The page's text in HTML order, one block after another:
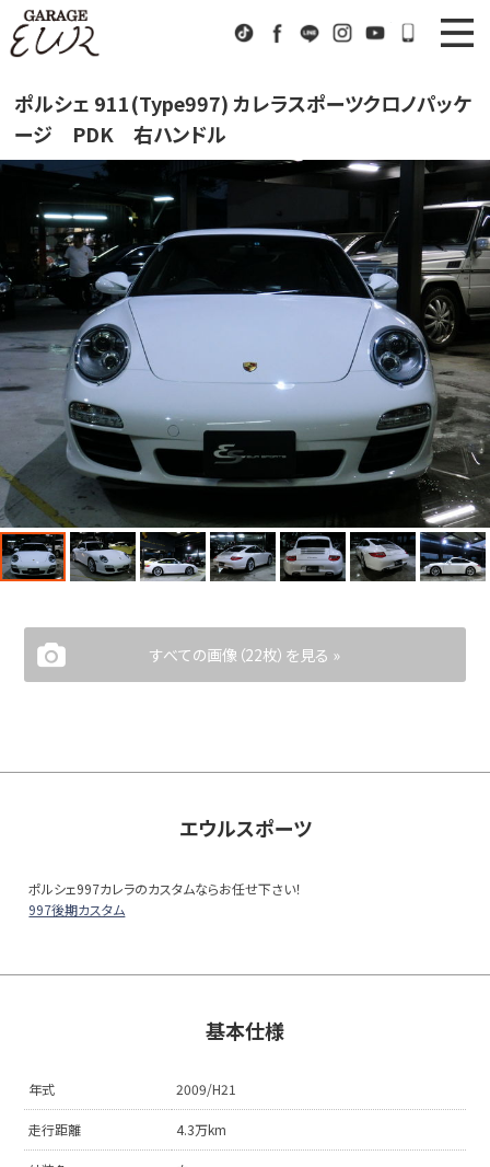
TikTokFacebook
LINE InstagramYoutube072-
News
ニュース
在庫車情報
EUR Sports
EURスポーツ
Factory
工場紹介
Company
会社概要
Access
アクセス
Contact us
お問い合わせ
ポルシェ 911(Type997) カレラスポーツクロノパッケ
ージ PDK 右ハンドル
すべての画像（22枚）を見る »
エウルスポーツ
ポルシェ997カレラのカスタムならお任せ下さい！
997後期カスタム
基本仕様
年式 2009/H21
走行距離 4.3万km